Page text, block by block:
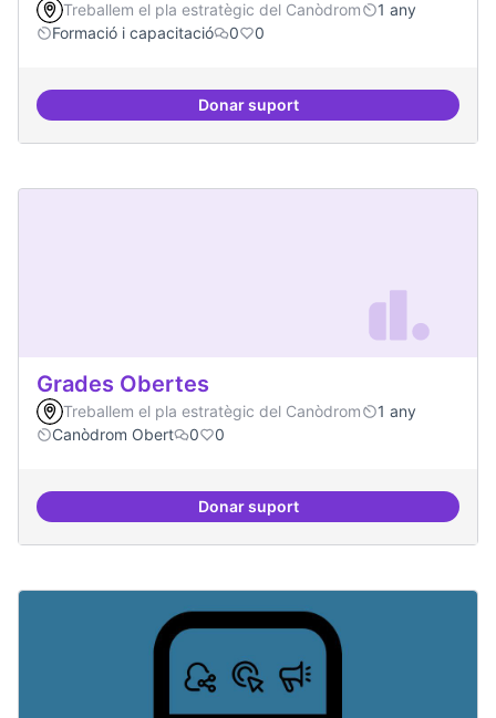
Treballem el pla estratègic del Canòdrom
1 any
Formació i capacitació
0 0
Donar suportCol·laboració amb Torre
Grades Obertes
Treballem el pla estratègic del Canòdrom
1 any
Canòdrom Obert
0 0
Donar suportGrades Obertes